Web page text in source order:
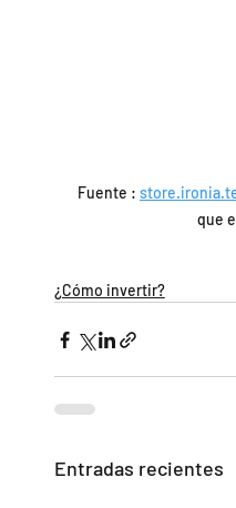
Fuente :
que
¿Cómo invertir?
Entradas recientes